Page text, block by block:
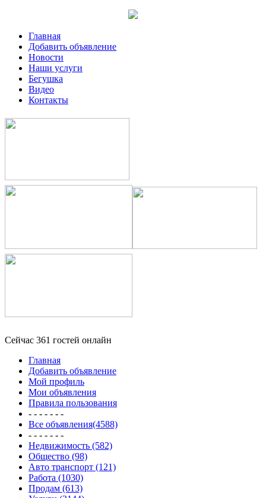
Главная
Добавить объявление
Новости
Наши услуги
Бегушка
Видео
Контакты
Сейчас 361 гостей онлайн
Главная
Добавить объявление
Мой профиль
Мои объявления
Правила пользования
- - - - - - -
Все объявления(4588)
- - - - - - -
Недвижимость (582)
Общество (98)
Авто транспорт (121)
Работа (1030)
Продам (613)